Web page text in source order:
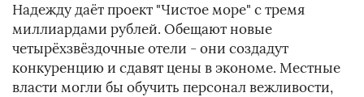
Надежду даёт проект "Чистое море" с тремя
миллиардами рублей. Обещают новые
четырёхзвёздочные отели - они создадут
конкуренцию и сдавят цены в экономе. Местные
власти могли бы обучить персонал вежливости,